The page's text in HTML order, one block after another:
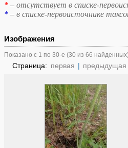
* – отсутствует в списке-
* – в списке-первоисточнике
Изображения
Показано с 1 по 30-е (30 из 66
Страница: первая | предыдущая